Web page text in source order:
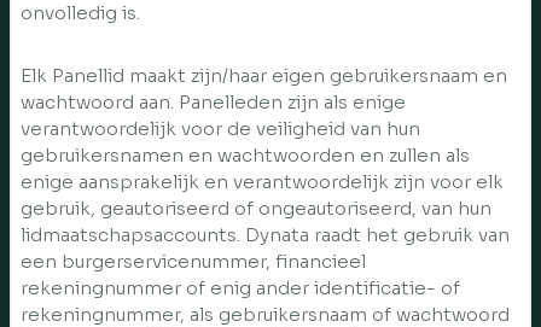
onvolledig is.
Elk Panellid maakt zijn/haar eigen gebruikersnaam en
wachtwoord aan. Panelleden zijn als enige
verantwoordelijk voor de veiligheid van hun
gebruikersnamen en wachtwoorden en zullen als
enige aansprakelijk en verantwoordelijk zijn voor elk
gebruik, geautoriseerd of ongeautoriseerd, van hun
lidmaatschapsaccounts. Dynata raadt het gebruik van
een burgerservicenummer, financieel
rekeningnummer of enig ander identificatie- of
rekeningnummer, als gebruikersnaam of wachtwoord